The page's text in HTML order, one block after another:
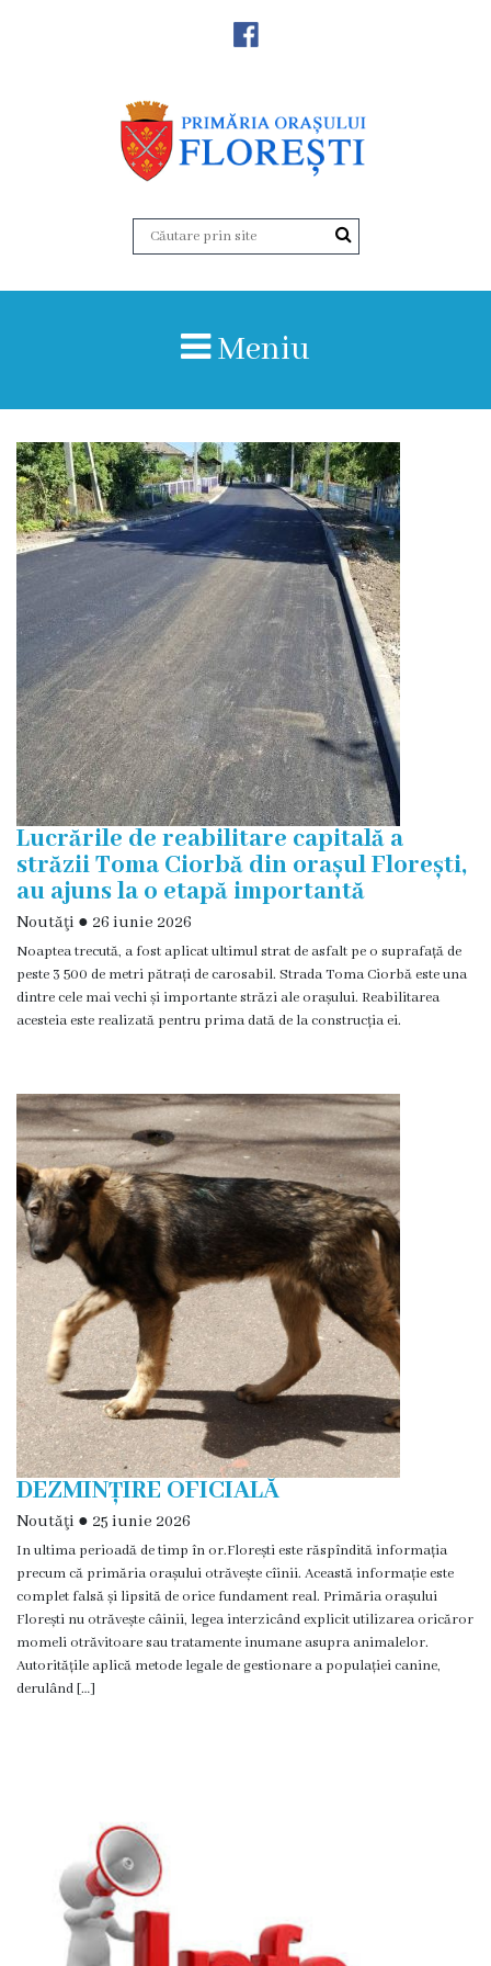
Primăria
Structura,
Organigrama
și
efectivul
limită
ale
Primăriei
Dispoziţiile
primarului
Rapoartele
primarului
Proiecte
investiționale
Proiecte
Proiecte
prioritare
spre
finanțare
Proiecte
finalizate
Instituții
subordonate
Funcţii
vacante
Consiliul
Secretar
Ședințele
Consiliului
online
Meniu
Lucrările de reabilitare capitală a
străzii Toma Ciorbă din orașul Florești,
au ajuns la o etapă importantă
Noutăţi ● 26 iunie 2026
Noaptea trecută, a fost aplicat ultimul strat de asfalt pe o suprafață de
peste 3 500 de metri pătrați de carosabil. Strada Toma Ciorbă este una
dintre cele mai vechi și importante străzi ale orașului. Reabilitarea
acesteia este realizată pentru prima dată de la construcția ei.
DEZMINȚIRE OFICIALĂ
Noutăţi ● 25 iunie 2026
In ultima perioadă de timp în or.Florești este răspîndită informația
precum că primăria orașului otrăvește cîinii. Această informație este
complet falsă și lipsită de orice fundament real. Primăria orașului
Florești nu otrăvește câinii, legea interzicând explicit utilizarea oricăror
momeli otrăvitoare sau tratamente inumane asupra animalelor.
Autoritățile aplică metode legale de gestionare a populației canine,
derulând […]